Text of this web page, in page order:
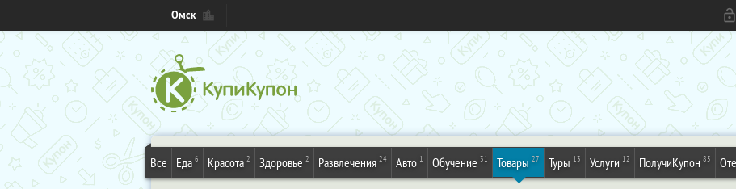
Омск
Все Еда 6 Красота 2 Здоровье 2 Развлечения 24 Авто 1 Обучение 31 Товары 27 Туры 13 Услуги 12 ПолучиКупон 85